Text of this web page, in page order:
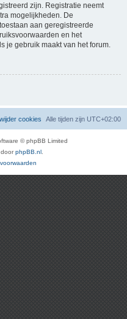
zijn. Registratie neemt
mogelijkheden. De
aan geregistreerde
en het
je gebruik maakt van het forum.
Alle tijden zijn UTC+02:00
cookies
© phpBB Limited
doorphpBB.nl